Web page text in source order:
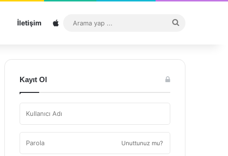
İletişim Sitemap
...
Kayıt Ol
Unuttunuz mu?